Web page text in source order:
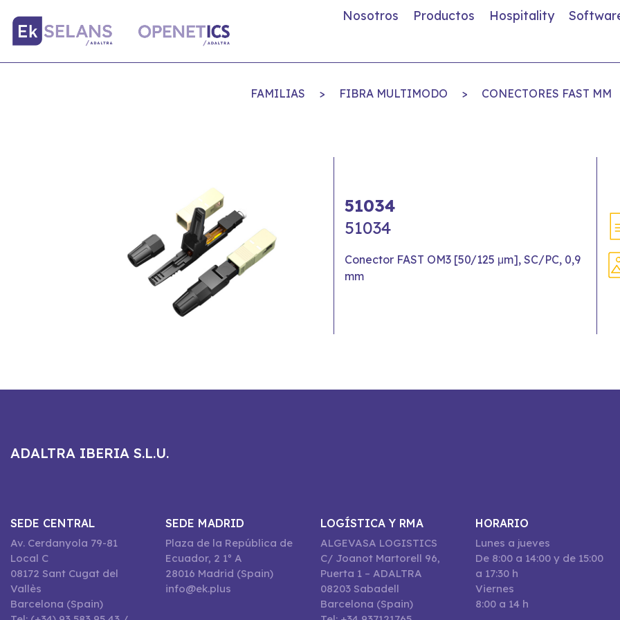
Nosotros Productos Hospitality
FAMILIAS > FIBRA MULTIMODO > CONECTORES FAST MM
51034
51034
Conector FAST OM3 [50/125 μm], SC/PC, 0,9
mm
ADALTRA IBERIA S.L.U.
SEDE CENTRAL
Av. Cerdanyola 79-81
Local C
08172 Sant Cugat del
Vallès
Barcelona (Spain)
SEDE MADRID
Plaza de la República de
Ecuador, 2 1º A
28016 Madrid (Spain)
info@ek.plus
LOGÍSTICA Y RMA
ALGEVASA LOGISTICS
C/ Joanot Martorell 96,
Puerta 1 – ADALTRA
08203 Sabadell
Barcelona (Spain)
HORARIO
Lunes a jueves
De 8:00 a 14:00 y de 15:00
a 17:30 h
Viernes
8:00 a 14 h